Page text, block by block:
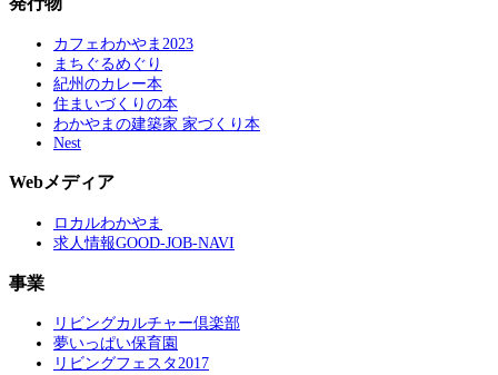
カフェわかやま2023
まちぐるめぐり
紀州のカレー本
住まいづくりの本
わかやまの建築家 家づくり本
Nest
Webメディア
ロカルわかやま
求人情報GOOD-JOB-NAVI
事業
リビングカルチャー倶楽部
夢いっぱい保育園
リビングフェスタ2017